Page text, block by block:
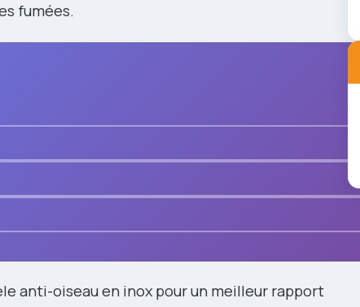
fumées.
anti-oiseau en inox pour un meilleur rapport